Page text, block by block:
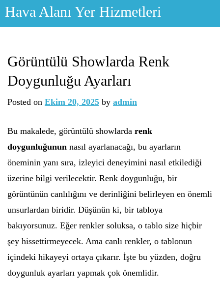
Skip
Hava Alanı Yer Hizmetleri
Görüntülü Showlarda Renk
Doygunluğu Ayarları
Posted on Ekim 20, 2025 by admin
Bu makalede, görüntülü showlarda renk
doygunluğunun nasıl ayarlanacağı, bu ayarların
öneminin yanı sıra, izleyici deneyimini nasıl etkilediği
üzerine bilgi verilecektir. Renk doygunluğu, bir
görüntünün canlılığını ve derinliğini belirleyen en önemli
unsurlardan biridir. Düşünün ki, bir tabloya
bakıyorsunuz. Eğer renkler soluksa, o tablo size hiçbir
şey hissettirmeyecek. Ama canlı renkler, o tablonun
içindeki hikayeyi ortaya çıkarır. İşte bu yüzden, doğru
doygunluk ayarları yapmak çok önemlidir.